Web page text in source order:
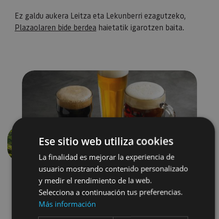
​​​​​​​Ez galdu aukera Leitza eta Lekunberri ezagutzeko,
Plazaolaren bide berdea haietatik igarotzen baita.
Aurrekoa
Ese sitio web utiliza cookies
La finalidad es mejorar la experiencia de
usuario mostrando contenido personalizado
y medir el rendimiento de la web.
Selecciona a continuación tus preferencias.
Más información